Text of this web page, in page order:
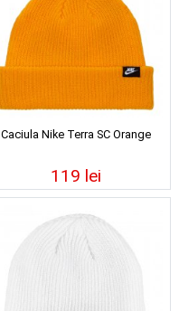
Caciula Nike Terra SC Orange
119 lei